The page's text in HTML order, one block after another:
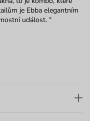
je Ebba elegantním
událost. “